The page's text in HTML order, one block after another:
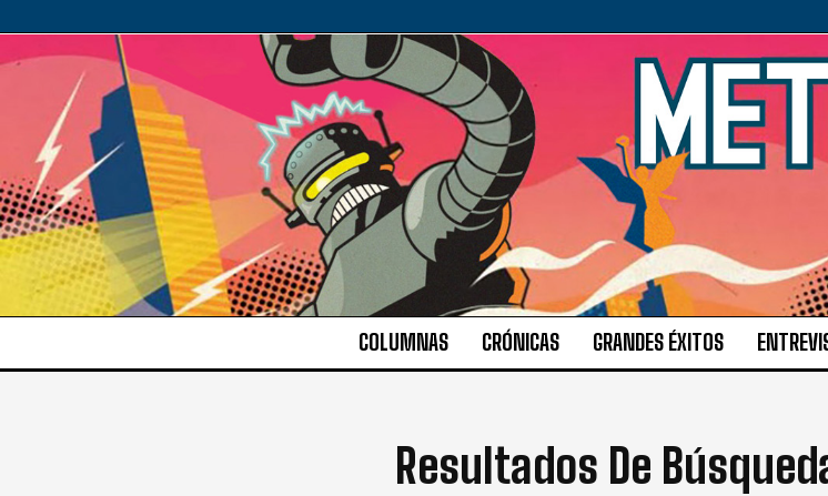
COLUMNAS CRÓNICAS GRANDES ÉXITOS
Resultados De